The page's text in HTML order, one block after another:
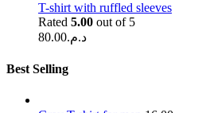
T-shirt with ruffled sleeves
Rated 5.00 out of 5
د.م.80.00
Best Selling